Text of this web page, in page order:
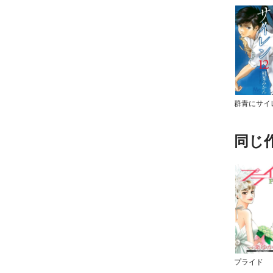
群青にサイ
同じ
プライド